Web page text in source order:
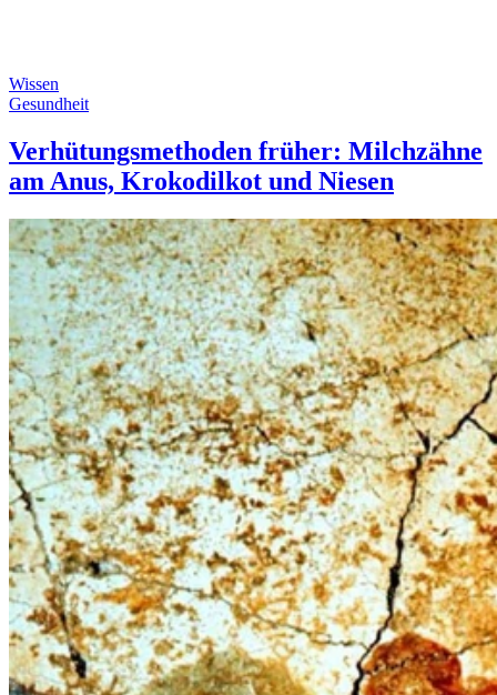
Wissen
Gesundheit
Verhütungsmethoden früher: Milchzähne
am Anus, Krokodilkot und Niesen